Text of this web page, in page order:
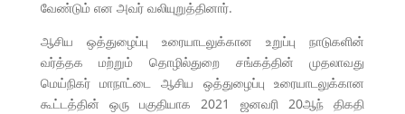
வேண்டும் என அவர் வலியுறுத்தினார்.
ஆசிய ஒத்துழைப்பு உரையாடலுக்கான உறுப்பு நாடுகளின்
வர்த்தக மற்றும் தொழில்துறை சங்கத்தின் முதலாவது
மெய்நிகர் மாநாட்டை ஆசிய ஒத்துழைப்பு உரையாடலுக்கான
கூட்டத்தின் ஒரு பகுதியாக 2021 ஜனவரி 20ஆந் திகதி